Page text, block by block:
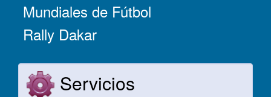
Mundiales de Fútbol
Rally Dakar
Servicios